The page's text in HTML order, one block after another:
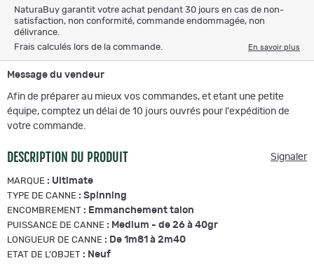
NaturaBuy garantit votre achat pendant 30 jours en cas de non-
satisfaction, non conformité, commande endommagée, non
délivrance.
Frais calculés lors de la commande.
En savoir plus
Message du vendeur
Afin de préparer au mieux vos commandes, et etant une petite
équipe, comptez un délai de 10 jours ouvrés pour l'expédition de
votre commande.
DESCRIPTION DU PRODUIT Signaler
MARQUE : Ultimate
TYPE DE CANNE : Spinning
ENCOMBREMENT : Emmanchement talon
PUISSANCE DE CANNE : Medium - de 26 à 40gr
LONGUEUR DE CANNE : De 1m81 à 2m40
ETAT DE L'OBJET : Neuf